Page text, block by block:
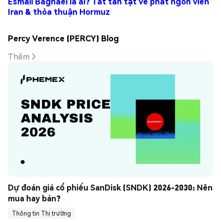
Iran & thỏa thuận Hormuz
Percy Verence (PERCY) Blog
Thêm
Dự đoán giá cổ phiếu SanDisk (SNDK) 2026-2030: Nên
mua hay bán?
Thông tin Thị trường